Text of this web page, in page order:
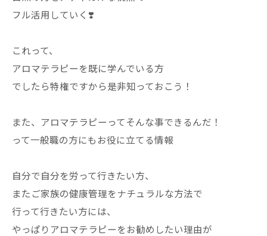
フル活用していく❣️
これって、
アロマテラピーを既に学んでいる方
でしたら特権ですから是非知っておこう！
また、アロマテラピーってそんな事できるんだ！
って一般職の方にもお役に立てる情報
自分で自分を労って行きたい方、
またご家族の健康管理をナチュラルな方法で
行って行きたい方には、
やっぱりアロマテラピーをお勧めしたい理由が